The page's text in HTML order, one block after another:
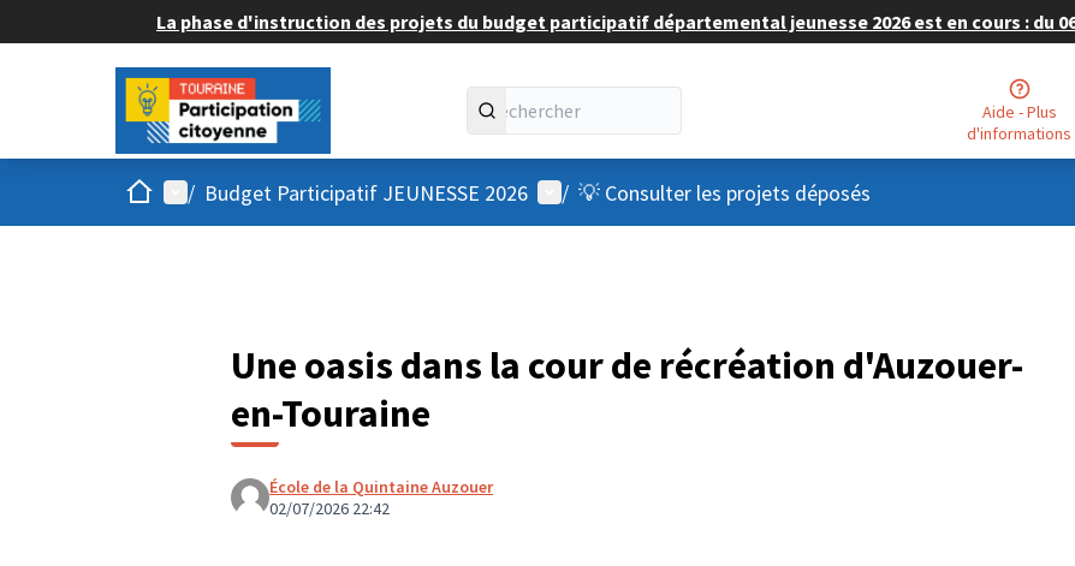
La phase d'instruction des projets du budget participatif départemental jeunesse 2026 est en cours : du
Aide - Plus
d'informations
AccueilMenu principal
/ Budget Participatif JEUNESSE 2026 Menu utilisateur
/ 💡 Consulter les projets déposés
Une oasis dans la cour de récréation d'Auzouer-
en-Touraine
École de la Quintaine Auzouer
02/07/2026 22:42